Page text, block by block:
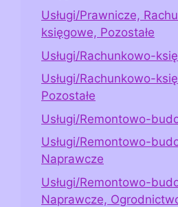
Usługi/Prawnicze,
księgowe, Pozostałe
Usługi/Rachunkowo-
Usługi/Rachunkowo-
Pozostałe
Usługi/Remontowo-
Usługi/Remontowo-
Naprawcze
Usługi/Remontowo-
Naprawcze,